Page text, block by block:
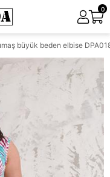
0
büyük beden elbise